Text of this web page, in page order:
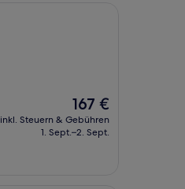
Der
Preis
beträgt
167 €
inkl. Steuern & Gebühren
1. Sept.–2. Sept.